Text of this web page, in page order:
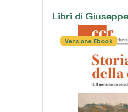
Libri di
Versione Ebook